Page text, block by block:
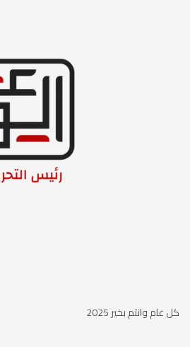
كل عام وانتم بخير 2025